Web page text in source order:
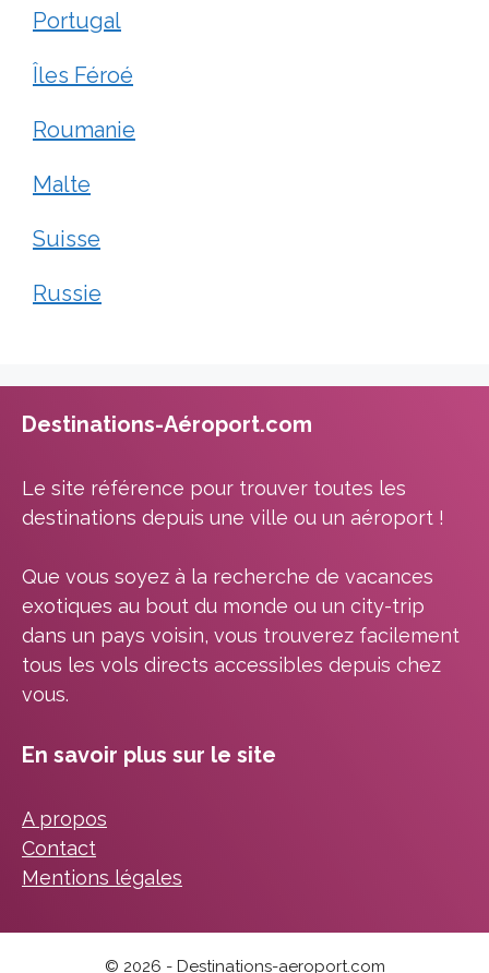
Portugal
Îles Féroé
Roumanie
Malte
Suisse
Russie
Destinations-Aéroport.com
Le site référence pour trouver toutes les
destinations depuis une ville ou un aéroport !
Que vous soyez à la recherche de vacances
exotiques au bout du monde ou un city-trip
dans un pays voisin, vous trouverez facilement
tous les vols directs accessibles depuis chez
vous.
En savoir plus sur le site
A propos
Contact
Mentions légales
© 2026 - Destinations-aeroport.com